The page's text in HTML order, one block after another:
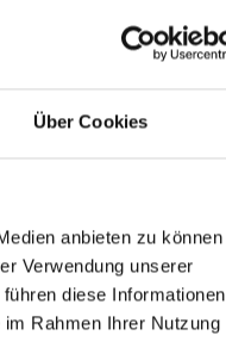
Über Cookies
anbieten zu können
Verwendung unserer
diese Informationen
Rahmen Ihrer Nutzung